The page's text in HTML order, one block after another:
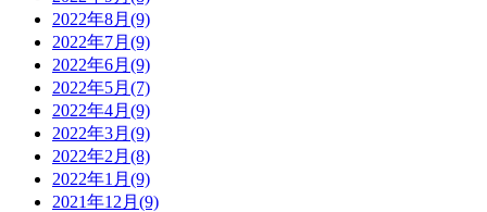
2022年8月(9)
2022年7月(9)
2022年6月(9)
2022年5月(7)
2022年4月(9)
2022年3月(9)
2022年2月(8)
2022年1月(9)
2021年12月(9)